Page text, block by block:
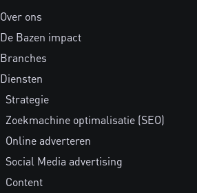
Over ons
De Bazen impact
Branches
Diensten
Strategie
Zoekmachine optimalisatie (SEO)
Online adverteren
Social Media advertising
Content